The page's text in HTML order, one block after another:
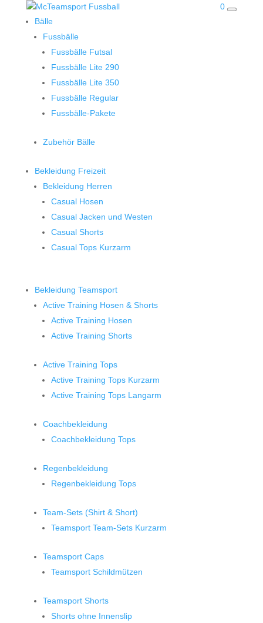
0
Bälle
Fussbälle
Fussbälle Futsal
Fussbälle Lite 290
Fussbälle Lite 350
Fussbälle Regular
Fussbälle-Pakete
Zubehör Bälle
Bekleidung Freizeit
Bekleidung Herren
Casual Hosen
Casual Jacken und Westen
Casual Shorts
Casual Tops Kurzarm
Bekleidung Teamsport
Active Training Hosen & Shorts
Active Training Hosen
Active Training Shorts
Active Training Tops
Active Training Tops Kurzarm
Active Training Tops Langarm
Coachbekleidung
Coachbekleidung Tops
Regenbekleidung
Regenbekleidung Tops
Team-Sets (Shirt & Short)
Teamsport Team-Sets Kurzarm
Teamsport Caps
Teamsport Schildmützen
Teamsport Shorts
Shorts ohne Innenslip